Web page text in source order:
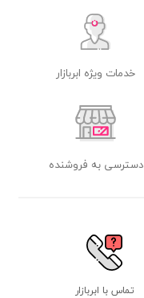
خدمات ویژه ابربازار
دسترسی به فروشنده
تماس با ابربازار